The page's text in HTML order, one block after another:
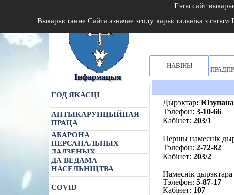
Гэты сайт
Выкарыстанне Сайта азначае згоду карыстальніка з гэтым
НАВІНЫ
ГОД ЯКАСЦІ
АНТЫКАРУПЦЫЙНАЯ
ПРАЦА
АБАРОНА
ПЕРСАНАЛЬНЫХ
ДАДЗЕНЫХ
ДА ВЕДАМА
НАСЕЛЬНІЦТВА
COVID
Інфармацыя
Дырэктар:
Тэлефон: 3-10-66
Кабінет: 203/1
Першы намеснік
Тэлефон: 2-72-82
Кабінет: 203/2
Намеснік дырэктара
Тэлефон: 5-87-17
Кабінет: 107